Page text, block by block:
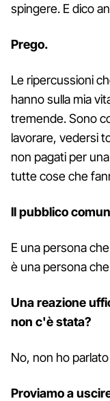
spingere. E dico
Prego.
Le ripercussioni
hanno sulla mia
tremende. Sono
lavorare, vedersi
non pagati per
tutte cose che
Il pubblico
E una persona
è una persona
Una reazione
non c'è stata?
No, non ho
Proviamo a